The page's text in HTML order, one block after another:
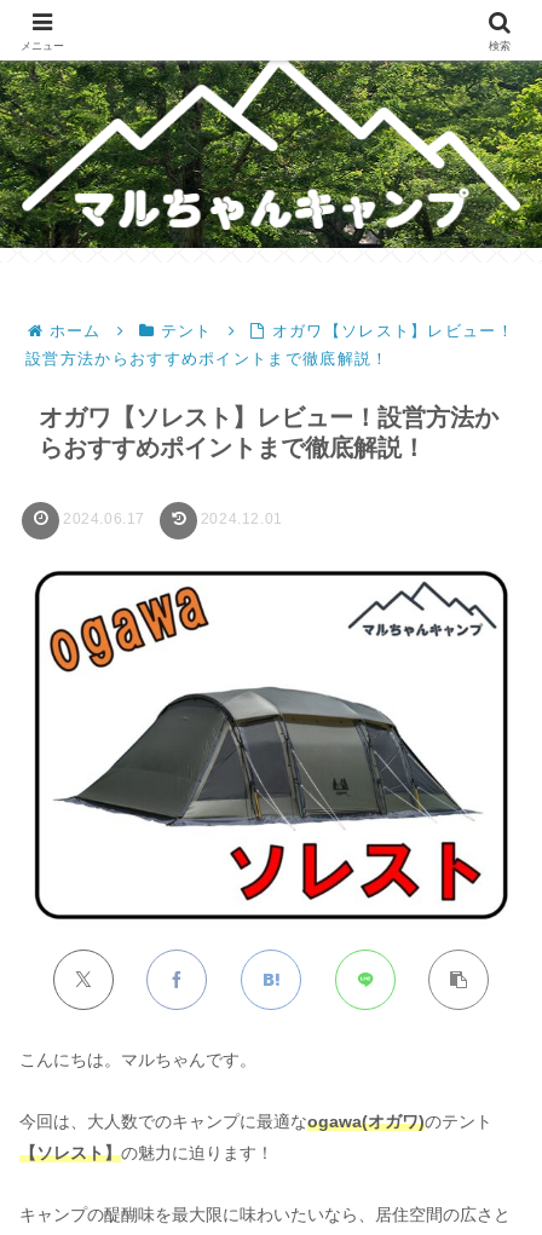
メスティンレシピ・テント・キャンプギア・ホットサンドレシピのブログ
ホーム テント
オガワ【ソレスト】レビュー！
設営方法からおすすめポイントまで徹底解説！
オガワ【ソレスト】レビュー！設営方法か
らおすすめポイントまで徹底解説！
2024.06.17 2024.12.01
こんにちは。マルちゃんです。
今回は、大人数でのキャンプに最適なogawa(オガワ)のテント
【ソレスト】の魅力に迫ります！
キャンプの醍醐味を最大限に味わいたいなら、居住空間の広さと
メニュー 検索